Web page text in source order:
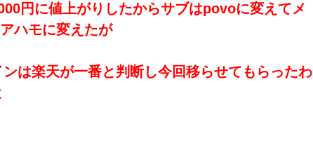
円に値上がりしたからサブはpovoに変えてメ
ハモに変えたが
は楽天が一番と判断し今回移らせてもらったわ